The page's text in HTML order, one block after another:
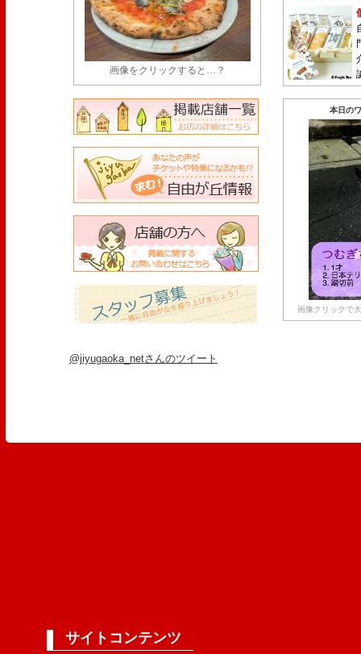
画像をクリックすると…？
本日の
画像クリックで
@jiyugaoka_netさんのツイート
サイトコンテンツ